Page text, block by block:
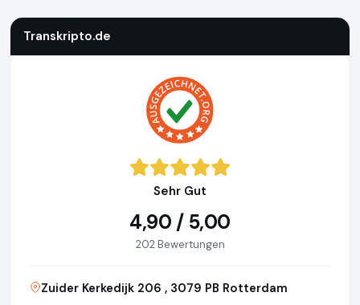
Transkripto.de
Sehr Gut
4,90 / 5,00
202 Bewertungen
Zuider Kerkedijk 206 , 3079 PB Rotterdam